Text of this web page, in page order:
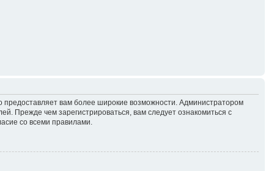
предоставляет вам более широкие возможности. Администратором
Прежде чем зарегистрироваться, вам следует ознакомиться с
со всеми правилами.